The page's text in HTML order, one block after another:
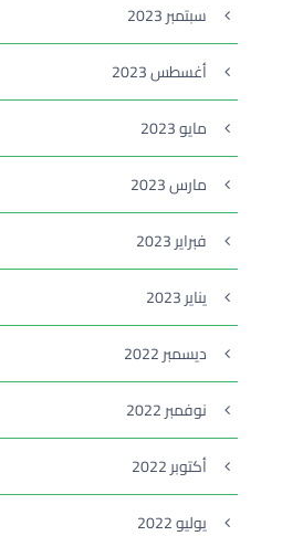
سبتمبر 2023
أغسطس 2023
مايو 2023
مارس 2023
فبراير 2023
يناير 2023
ديسمبر 2022
نوفمبر 2022
أكتوبر 2022
يوليو 2022